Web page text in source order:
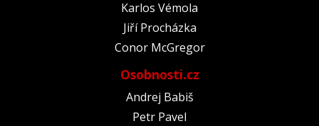
Karlos Vémola
Jiří Procházka
Conor McGregor
Osobnosti.cz
Andrej Babiš
Petr Pavel